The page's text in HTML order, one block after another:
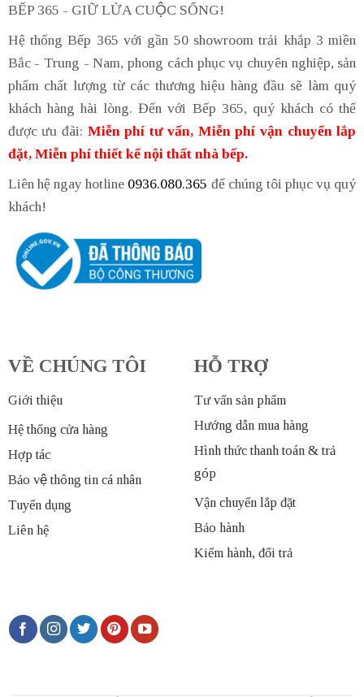
BẾP 365 - GIỮ LỬA CUỘC SỐNG!
Hệ thống Bếp 365 với gần 50 showroom trải khắp 3 miền
Bắc - Trung - Nam, phong cách phục vụ chuyên nghiệp, sản
phẩm chất lượng từ các thương hiệu hàng đầu sẽ làm quý
khách hàng hài lòng. Đến với Bếp 365, quý khách có thể
được ưu đãi: Miễn phí tư vấn, Miễn phí vận chuyển lắp
đặt, Miễn phí thiết kế nội thất nhà bếp.
Liên hệ ngay hotline 0936.080.365 để chúng tôi phục vụ quý
khách!
VỀ CHÚNG TÔI
Giới thiệu
Hệ thống cửa hàng
Hợp tác
Bảo vệ thông tin cá nhân
Tuyển dụng
Liên hệ
HỖ TRỢ
Tư vấn sản phẩm
Hướng dẫn mua hàng
Hình thức thanh toán & trả
góp
Vận chuyển lắp đặt
Bảo hành
Kiểm hành, đổi trả